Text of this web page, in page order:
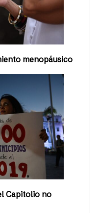
menopáusico
Capitolio no